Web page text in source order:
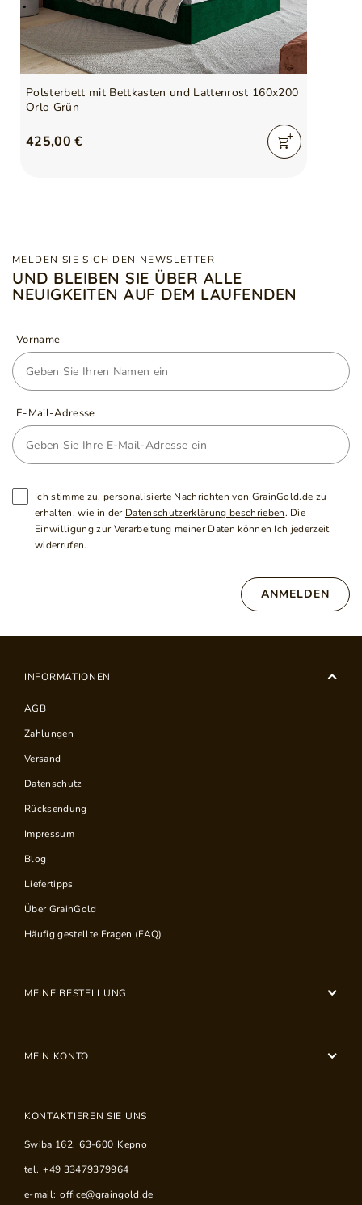
Polsterbett mit Bettkasten und Lattenrost 160x200
Orlo Grün
425,00 €
MELDEN SIE SICH DEN NEWSLETTER
UND BLEIBEN SIE ÜBER ALLE
NEUIGKEITEN AUF DEM LAUFENDEN
Vorname
E-Mail-Adresse
Ich stimme zu, personalisierte Nachrichten von GrainGold.de zu
erhalten, wie in der Datenschutzerklärung beschrieben. Die
Einwilligung zur Verarbeitung meiner Daten können Ich jederzeit
widerrufen.
ANMELDEN
INFORMATIONEN
AGB
Zahlungen
Versand
Datenschutz
Rücksendung
Impressum
Blog
Liefertipps
Über GrainGold
Häufig gestellte Fragen (FAQ)
MEINE BESTELLUNG
MEIN KONTO
KONTAKTIEREN SIE UNS
Swiba 162, 63-600 Kepno
tel. +49 33479379964
e-mail: office@graingold.de